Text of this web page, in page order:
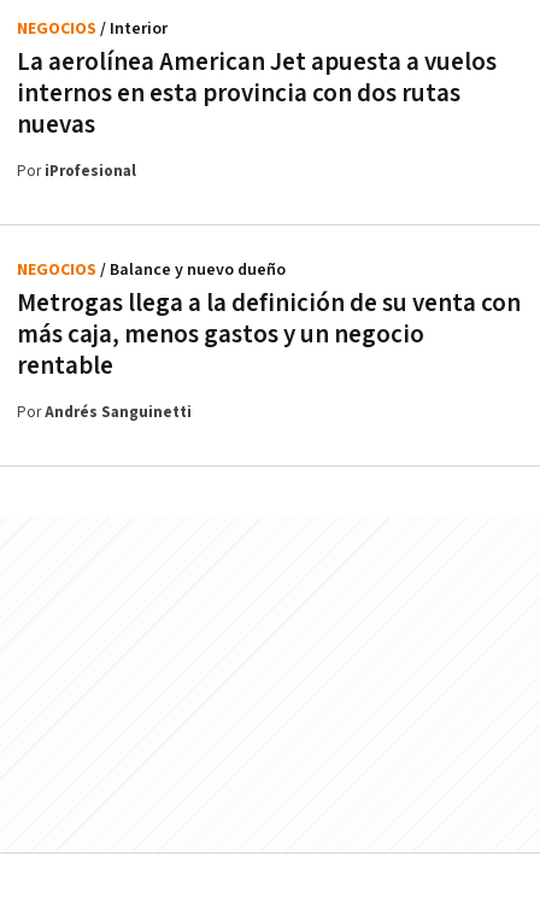
La aerolínea American Jet apuesta a vuelos
internos en esta provincia con dos rutas
nuevas
NEGOCIOS / Interior
PoriProfesional
Metrogas llega a la definición de su venta con
más caja, menos gastos y un negocio
rentable
NEGOCIOS / Balance y nuevo dueño
PorAndrés Sanguinetti